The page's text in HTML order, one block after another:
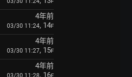
4年前
03/30 11:24, 14F
4年前
03/30 11:27, 15F
4年前
03/30 11:28, 16